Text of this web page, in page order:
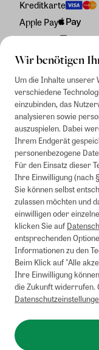
Wir benötigen
Um die Inhalte unserer
verschiedene
einzubinden, das
analysieren sowie
auszuspielen. Dabei
Ihrem Endgerät
personenbezogene
Für den Einsatz dieser
Ihre Einwilligung (nach §
Sie können selbst
zulassen möchten und
einwilligen oder
klicken Sie auf
entsprechenden
Informationen zu den
Beim Klick auf "Alle
Ihre Einwilligung
die Zukunft widerrufen.
Kreditkarte
Apple Pay
Rechnung